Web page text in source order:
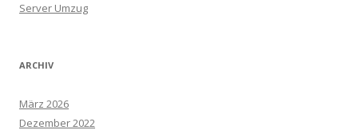
Server Umzug
ARCHIV
März 2026
Dezember 2022